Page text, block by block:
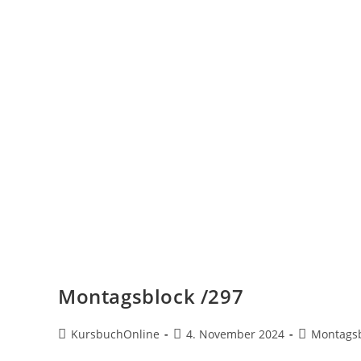
Montagsblock /297
KursbuchOnline 4. November 2024